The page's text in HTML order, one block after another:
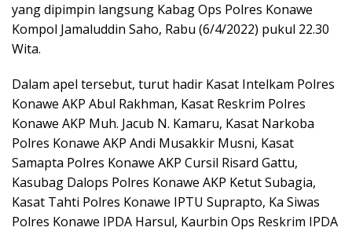
yang dipimpin langsung Kabag Ops Polres Konawe
Kompol Jamaluddin Saho, Rabu (6/4/2022) pukul 22.30
Wita.
Dalam apel tersebut, turut hadir Kasat Intelkam Polres
Konawe AKP Abul Rakhman, Kasat Reskrim Polres
Konawe AKP Muh. Jacub N. Kamaru, Kasat Narkoba
Polres Konawe AKP Andi Musakkir Musni, Kasat
Samapta Polres Konawe AKP Cursil Risard Gattu,
Kasubag Dalops Polres Konawe AKP Ketut Subagia,
Kasat Tahti Polres Konawe IPTU Suprapto, Ka Siwas
Polres Konawe IPDA Harsul, Kaurbin Ops Reskrim IPDA